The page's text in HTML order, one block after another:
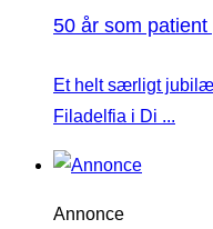
50 år som
Et helt særligt
Filadelfia i Di ...
Annonce